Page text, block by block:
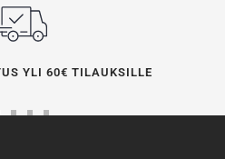
YLI 60€ TILAUKSILLE